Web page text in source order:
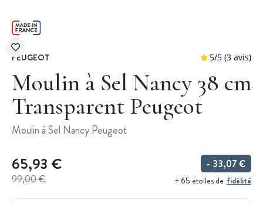
PEUGEOT
Moulin à Sel Nancy 38 cm
Transparent Peugeot
Moulin à Sel Nancy Peugeot
65,93 €
99,00 €
- 33,07 €
+ 65 étoiles de fidélité